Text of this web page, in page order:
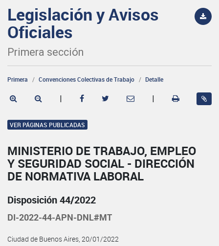
Legislación y Avisos
Oficiales
Primera sección
Primera Convenciones Colectivas de Trabajo Detalle
| |
VER PÁGINAS PUBLICADAS
MINISTERIO DE TRABAJO, EMPLEO
Y SEGURIDAD SOCIAL - DIRECCIÓN
DE NORMATIVA LABORAL
Disposición 44/2022
DI-2022-44-APN-DNL#MT
Ciudad de Buenos Aires, 20/01/2022